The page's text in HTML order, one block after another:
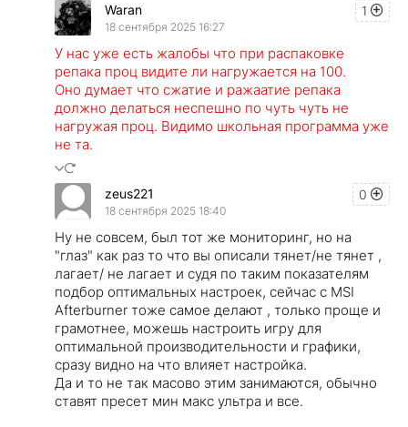
1
Waran
18 сентября 2025 16:27
У нас уже есть жалобы что при распаковке
репака проц видите ли нагружается на 100.
Оно думает что сжатие и ражаатие репака
должно делаться неспешно по чуть чуть не
нагружая проц. Видимо школьная программа уже
не та.
0
zeus221
18 сентября 2025 18:40
Ну не совсем, был тот же мониторинг, но на
"глаз" как раз то что вы описали тянет/не тянет ,
лагает/ не лагает и судя по таким показателям
подбор оптимальных настроек, сейчас с MSI
Afterburner тоже самое делают , только проще и
грамотнее, можешь настроить игру для
оптимальной производительности и графики,
сразу видно на что влияет настройка.
Да и то не так масово этим занимаются, обычно
ставят пресет мин макс ультра и все.